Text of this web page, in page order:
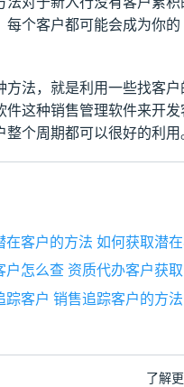
每个客户都可能会成为你
方法，就是利用一些找客
件这种销售管理软件来开
个周期都可以很好的利用
在客户的方法 如何获取潜
户怎么查 资质代办客户获取
踪客户 销售追踪客户的方法
了解更